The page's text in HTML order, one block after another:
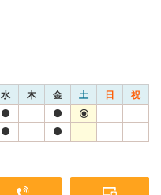
水 木 金 土 日 祝